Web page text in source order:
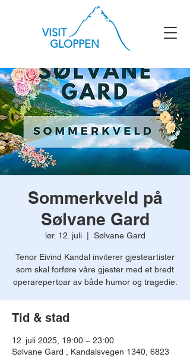
VISIT
GLOPPEN
Sommerkveld på
Sølvane Gard
lør. 12. juli
  |
Sølvane Gard
Tenor Eivind Kandal inviterer gjesteartister
som skal forføre våre gjester med et bredt
operarepertoar av både humor og tragedie.
Tid & stad
12. juli 2025, 19:00 – 23:00
Sølvane Gard , Kandalsvegen 1340, 6823